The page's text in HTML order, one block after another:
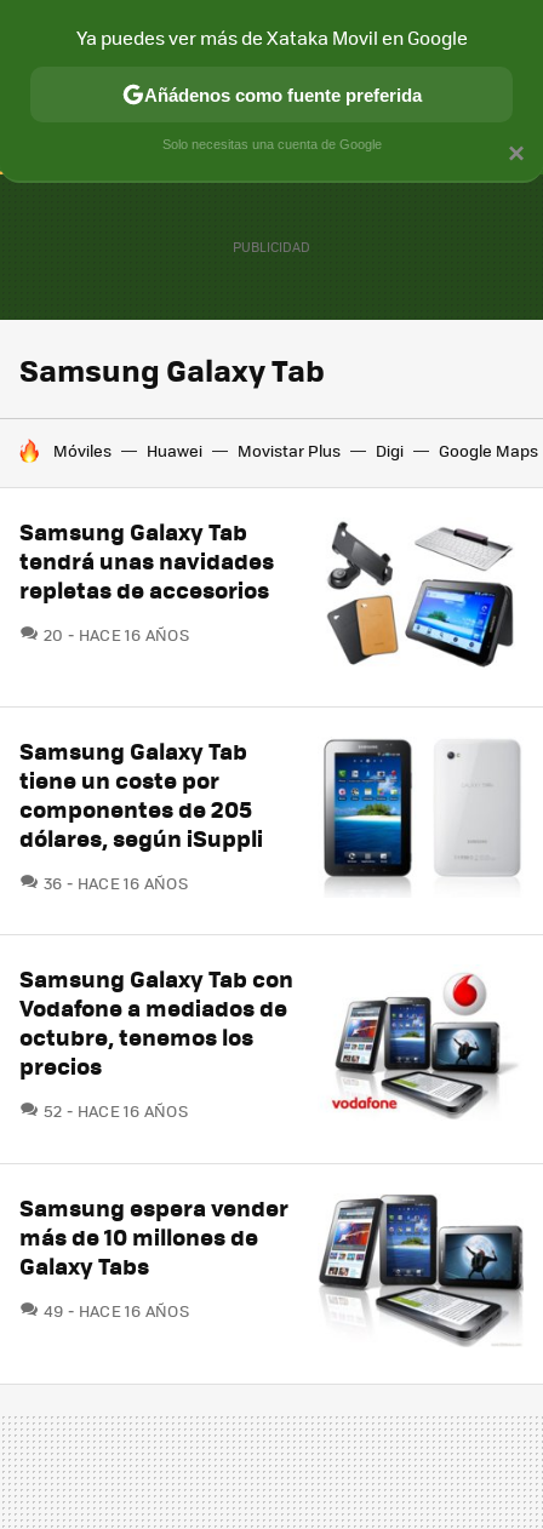
CONECTIVIDAD MÓVIL Y SOCIEDAD APLICACIONES
Samsung Galaxy Tab
HOY SE HABLA DE
Móviles Huawei Movistar Plus Digi Google Maps
Samsung Galaxy Tab
tendrá unas navidades
repletas de accesorios
20 COMENTARIOS
HACE 16 AÑOS
Samsung Galaxy Tab
tiene un coste por
componentes de 205
dólares, según iSuppli
36 COMENTARIOS
HACE 16 AÑOS
Samsung Galaxy Tab con
Vodafone a mediados de
octubre, tenemos los
precios
52 COMENTARIOS
HACE 16 AÑOS
Samsung espera vender
más de 10 millones de
Galaxy Tabs
49 COMENTARIOS
HACE 16 AÑOS
×
Ya puedes ver más de Xataka Movil en Google
Añádenos como fuente preferida
Solo necesitas una cuenta de Google